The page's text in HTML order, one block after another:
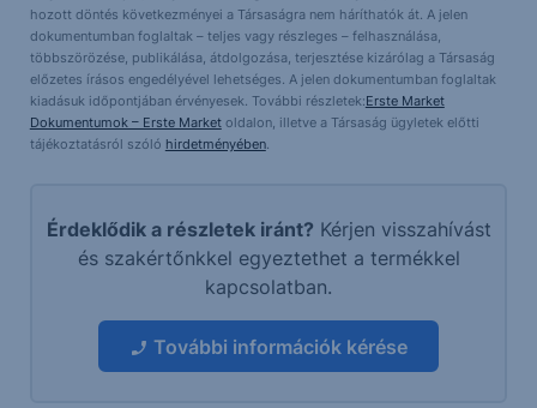
hozott döntés következményei a Társaságra nem háríthatók át. A jelen
dokumentumban foglaltak – teljes vagy részleges – felhasználása,
többszörözése, publikálása, átdolgozása, terjesztése kizárólag a Társaság
előzetes írásos engedélyével lehetséges. A jelen dokumentumban foglaltak
kiadásuk időpontjában érvényesek. További részletek:Erste Market
Dokumentumok – Erste Marketoldalon, illetve a Társaság ügyletek előtti
tájékoztatásról szóló hirdetményében.
Érdeklődik a részletek iránt? Kérjen visszahívást
és szakértőnkkel egyeztethet a termékkel
kapcsolatban.
További információk kérése